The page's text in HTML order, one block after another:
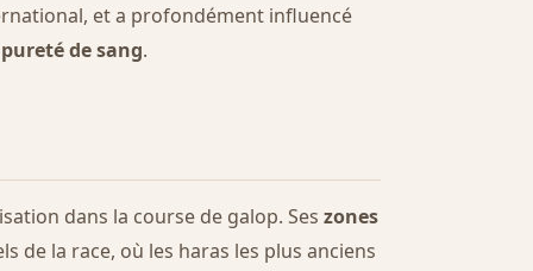
et a profondément influencé
de sang.
dans la course de galop. Ses zones
de la race, où les haras les plus anciens